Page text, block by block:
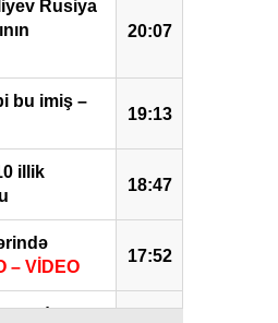
20:07
Rusiya
19:13
bu imiş –
18:47
illik
17:52
– VİDEO